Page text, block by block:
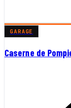
GARAGE
Caserne de